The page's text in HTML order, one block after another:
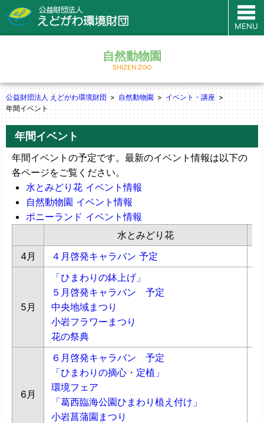
MENU
自然動物園
SHIZEN ZOO
公益財団法人 えどがわ環境財団 自然動物園
イベント・講座
年間イベント
年間イベント
年間イベントの予定です。最新のイベント情報は以下の
各ページをご覧ください。
水とみどり花 イベント情報
自然動物園 イベント情報
ポニーランド イベント情報
水とみどり花
4月
４月啓発キャラバン 予定
5月
「ひまわりの鉢上げ」
５月啓発キャラバン 予定
中央地域まつり
小岩フラワーまつり
花の祭典
6月
６月啓発キャラバン 予定
「ひまわりの摘心・定植」
環境フェア
「葛西臨海公園ひまわり植え付け」
小岩菖蒲園まつり